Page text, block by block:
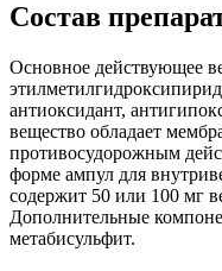
Состав
Основное действующее
антиоксидант,
вещество обладает
противосудорожным
форме ампул для
содержит 50 или 100 мг
Дополнительные
метабисульфит.